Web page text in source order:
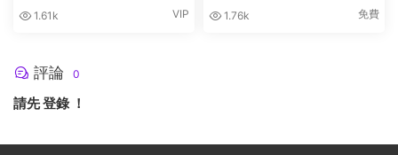
1.61k VIP 1.76k 免費
評論 0
請先登錄！